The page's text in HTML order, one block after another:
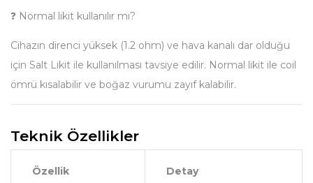
❓ Normal likit kullanılır mı?
Cihazın direnci yüksek (1.2 ohm) ve hava kanalı dar olduğu
için Salt Likit ile kullanılması tavsiye edilir. Normal likit ile coil
ömrü kısalabilir ve boğaz vurumu zayıf kalabilir.
Teknik Özellikler
Özellik Detay